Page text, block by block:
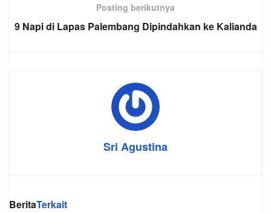
Posting berikutnya
9 Napi di Lapas Palembang Dipindahkan ke Kalianda
Sri Agustina
BeritaTerkait